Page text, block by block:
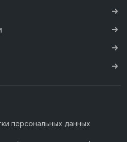
персональных данных